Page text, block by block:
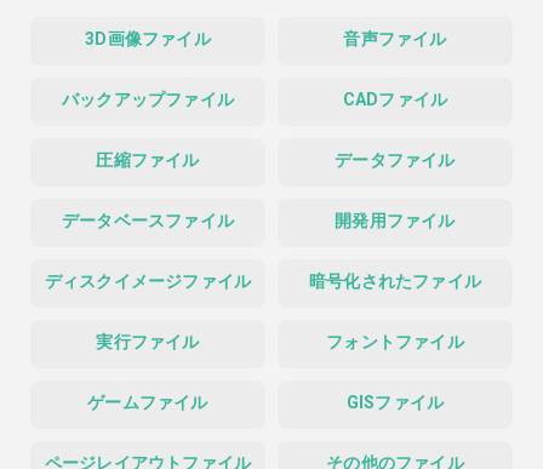
3D画像ファイル 音声ファイル
バックアップファイル CADファイル
圧縮ファイル データファイル
データベースファイル 開発用ファイル
ディスクイメージファイル 暗号化されたファイル
実行ファイル フォントファイル
ゲームファイル GISファイル
ページレイアウトファイル その他のファイル